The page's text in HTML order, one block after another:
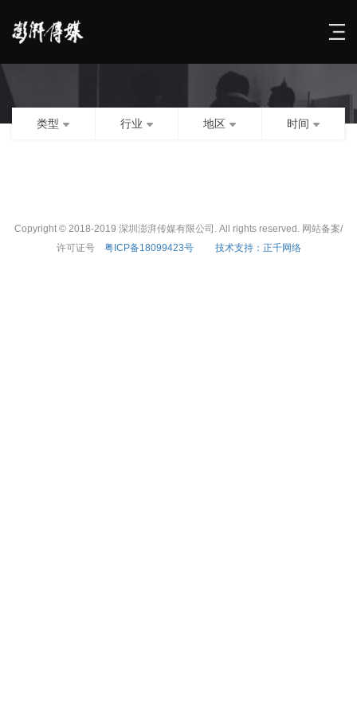
类型 行业 地区 时间
Copyright © 2018-2019 深圳澎湃传媒有限公司. All rights reserved. 网站备案/
许可证号 粤ICP备18099423号 技术支持：正千网络